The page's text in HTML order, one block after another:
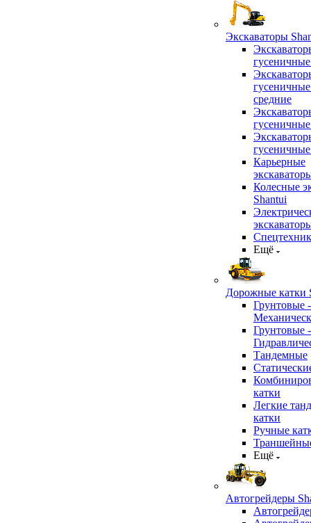
Экскаваторы
средние
Карьерные
Колесные
Shantui
Ещё
Дорожные катки
Грунтовые -
Грунтовые -
Тандемные
катки
Легкие
катки
Ручные
Ещё
Автогрейдеры